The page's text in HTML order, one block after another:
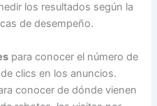
los resultados según la
de desempeño.
para conocer el número de
clics en los anuncios.
conocer de dónde vienen